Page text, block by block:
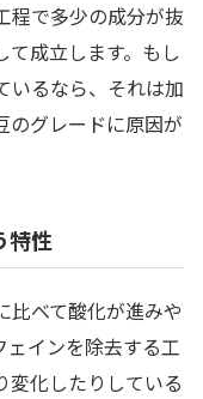
程で多少の成分が抜
て成立します。もし
いるなら、それは加
のグレードに原因が
特性
比べて酸化が進みや
ェインを除去する工
変化したりしている